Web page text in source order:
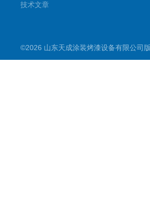
技术文章
©2026 山东天成涂装烤漆设备有限公